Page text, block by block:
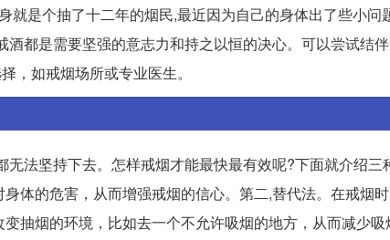
就是个抽了十二年的烟民,最近因为自己的身体出了些小
酒都是需要坚强的意志力和持之以恒的决心。可以尝试结
，如戒烟场所或专业医生。
法坚持下去。怎样戒烟才能最快最有效呢?下面就介绍
体的危害，从而增强戒烟的信心。第二,替代法。在戒烟
抽烟的环境，比如去一个不允许吸烟的地方，从而减少吸